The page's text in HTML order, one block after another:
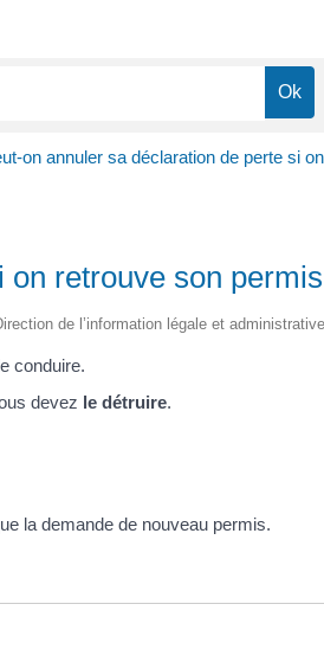
on annuler sa déclaration de perte si
retrouve son
de l’information légale et
conduire.
devez le détruire.
la demande de nouveau permis.